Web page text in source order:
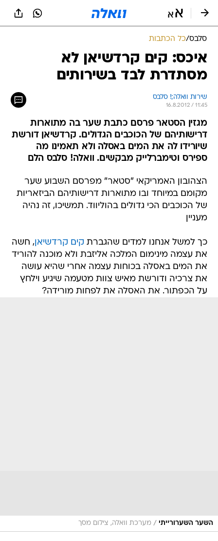
סלבס/כל הכתבות
איכס: קים קרדשיאן לא
מסתדרת לבד בשירותים
שירות וואלה;! סלבס
16.8.2012 / 11:45
מגזין הסטאר פרסם כתבת שער בה מתוארות
דרישותיהם של הכוכבים הגדולים. קרדשיאן דורשת
שיורידו לה את המים באסלה ולא תאמינו מה
ספירס וטימברלייק מבקשים. וואלה! סלבס הלם
הצהובון האמריקאי "סטאר" מפרסם השבוע שער
מקומם במיוחד ובו מתוארות דרישותיהם הביזאריות
של הכוכבים הכי גדולים בהוליווד. תמשיכו, זה נהיה
מעניין
כך למשל אנחנו למדים שהגברת קים קרדשיאן, חשה
את עצמה מינימום המלכה אליזבת ולא מוכנה להוריד
את המים באסלה בכוחות עצמה אחרי שהיא עושה
את צרכיה ודורשת מאיש צוות מטעמה שיגיע וילחץ
על הכפתור. את האסלה את לפחות מורידה?
השער השערורייתי / מערכת וואלה, צילום מסך